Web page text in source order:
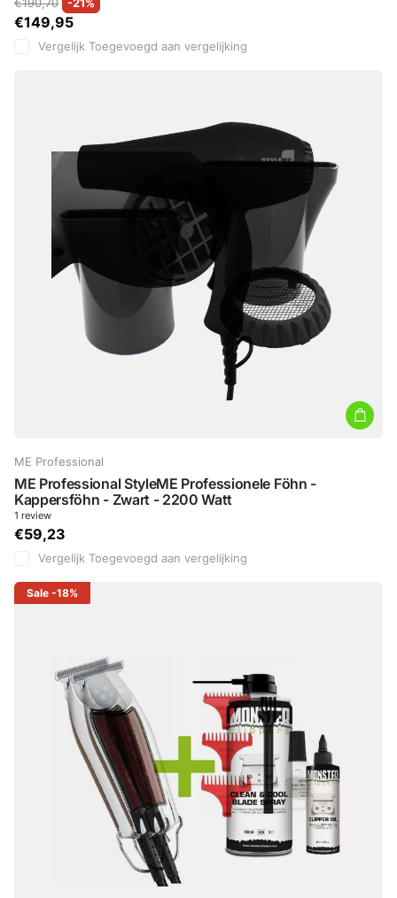
€190,70 -21%
€149,95
Vergelijk Toegevoegd aan vergelijking
ME Professional
ME Professional StyleME Professionele Föhn -
Kappersföhn - Zwart - 2200 Watt
1 review
€59,23
Vergelijk Toegevoegd aan vergelijking
Sale -18%